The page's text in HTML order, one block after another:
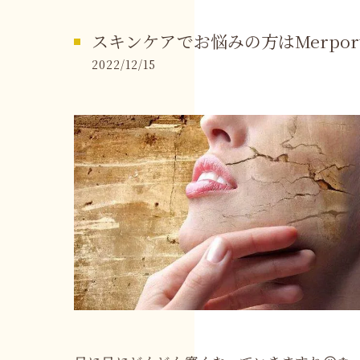
スキンケアでお悩みの方は
2022/12/15